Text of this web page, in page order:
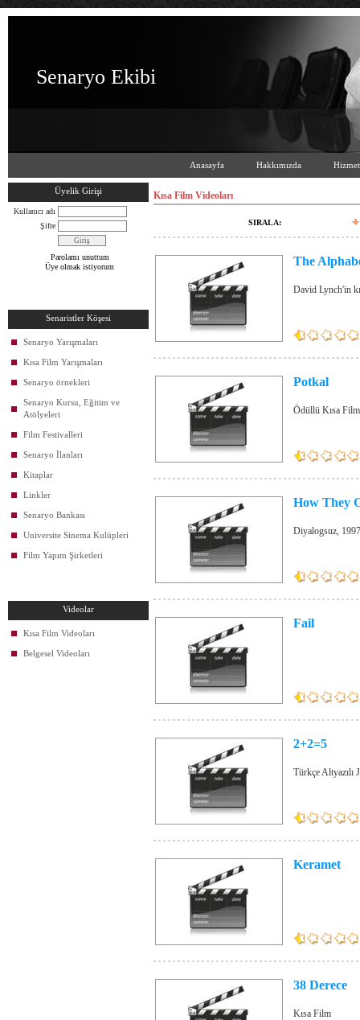
Senaryo Ekibi
Anasayfa Hakkımızda
Üyelik Girişi
Kullanıcı adı
Şifre
Parolamı unuttum
Üye olmak istiyorum
Senaristler Köşesi
Senaryo Yarışmaları
Kısa Film Yarışmaları
Senaryo örnekleri
Senaryo Kursu, Eğitim ve
Atölyeleri
Film Festivalleri
Senaryo İlanları
Kitaplar
Linkler
Senaryo Bankası
Universite Sinema Kulüpleri
Film Yapım Şirketleri
Videolar
Kısa Film Videoları
Belgesel Videoları
Kısa Film Videoları
SIRALA:
The
David Lynch'in
Potkal
Ödüllü Kısa Film
How They
Diyalogsuz,
Fail
2+2=5
Türkçe Altyazılı
Keramet
38 Derece
Kısa Film